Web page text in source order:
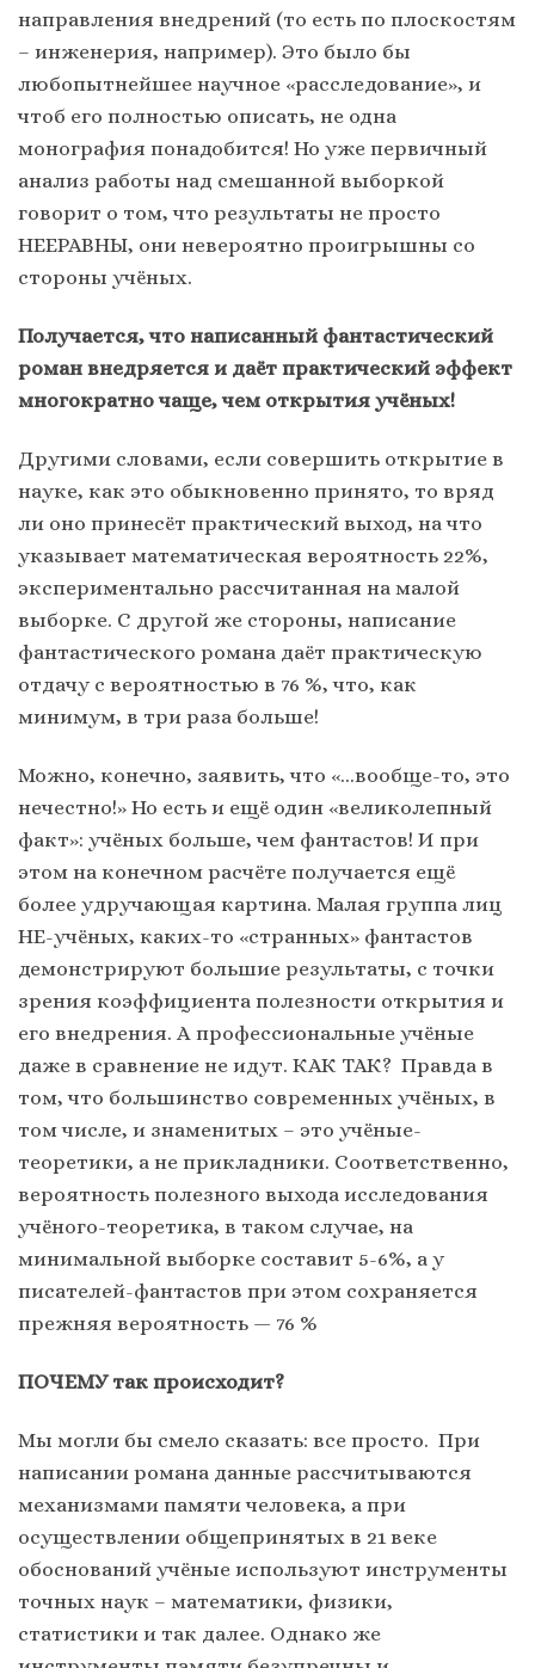
направления внедрений (то есть по плоскостям
– инженерия, например). Это было бы
любопытнейшее научное «расследование», и
чтоб его полностью описать, не одна
монография понадобится! Но уже первичный
анализ работы над смешанной выборкой
говорит о том, что результаты не просто
НЕЕРАВНЫ, они невероятно проигрышны со
стороны учёных.
Получается, что написанный фантастический
роман внедряется и даёт практический эффект
многократно чаще, чем открытия учёных!
Другими словами, если совершить открытие в
науке, как это обыкновенно принято, то вряд
ли оно принесёт практический выход, на что
указывает математическая вероятность 22%,
экспериментально рассчитанная на малой
выборке. С другой же стороны, написание
фантастического романа даёт практическую
отдачу с вероятностью в 76 %, что, как
минимум, в три раза больше!
Можно, конечно, заявить, что «…вообще-то, это
нечестно!» Но есть и ещё один «великолепный
факт»: учёных больше, чем фантастов! И при
этом на конечном расчёте получается ещё
более удручающая картина. Малая группа лиц
НЕ-учёных, каких-то «странных» фантастов
демонстрируют большие результаты, с точки
зрения коэффициента полезности открытия и
его внедрения. А профессиональные учёные
даже в сравнение не идут. КАК ТАК? Правда в
том, что большинство современных учёных, в
том числе, и знаменитых – это учёные-
теоретики, а не прикладники. Соответственно,
вероятность полезного выхода исследования
учёного-теоретика, в таком случае, на
минимальной выборке составит 5-6%, а у
писателей-фантастов при этом сохраняется
прежняя вероятность — 76 %
ПОЧЕМУ так происходит?
Мы могли бы смело сказать: все просто. При
написании романа данные рассчитываются
механизмами памяти человека, а при
осуществлении общепринятых в 21 веке
обоснований учёные используют инструменты
точных наук – математики, физики,
статистики и так далее. Однако же